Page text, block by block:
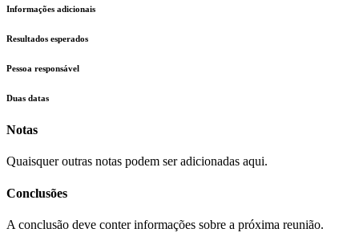
Informações adicionais
Resultados esperados
Pessoa responsável
Duas datas
Notas
Quaisquer outras notas podem ser adicionadas aqui.
Conclusões
A conclusão deve conter informações sobre a próxima reunião.